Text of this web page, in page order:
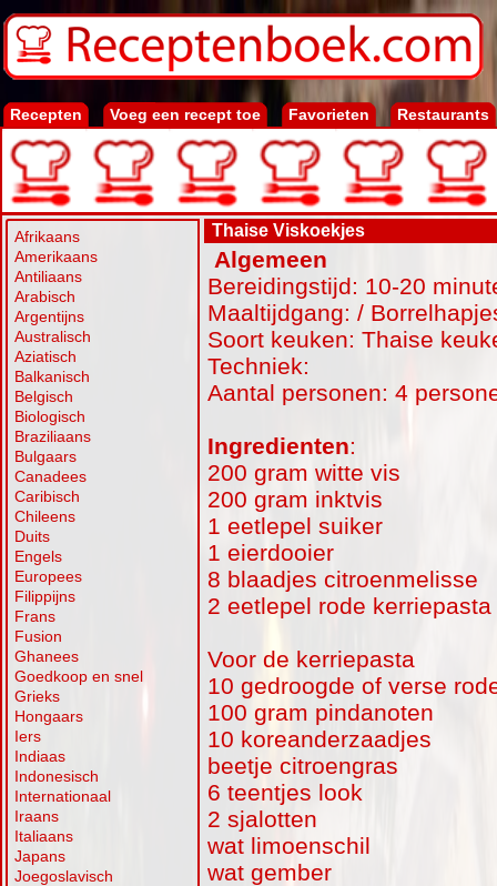
Recepten Voeg een recept toe Favorieten Restaurants
Afrikaans
Amerikaans
Antiliaans
Arabisch
Argentijns
Australisch
Aziatisch
Balkanisch
Belgisch
Biologisch
Braziliaans
Bulgaars
Canadees
Caribisch
Chileens
Duits
Engels
Europees
Filippijns
Frans
Fusion
Ghanees
Goedkoop en snel
Grieks
Hongaars
Iers
Indiaas
Indonesisch
Internationaal
Iraans
Italiaans
Japans
Joegoslavisch
Thaise Viskoekjes
Algemeen
Bereidingstijd: 10-20
Maaltijdgang: /
Soort keuken: Thaise
Techniek:
Aantal personen: 4
Ingredienten:
200 gram witte vis
200 gram inktvis
1 eetlepel suiker
1 eierdooier
8 blaadjes citroenmelisse
2 eetlepel rode
Voor de kerriepasta
10 gedroogde of verse
100 gram pindanoten
10 koreanderzaadjes
beetje citroengras
6 teentjes look
2 sjalotten
wat limoenschil
wat gember